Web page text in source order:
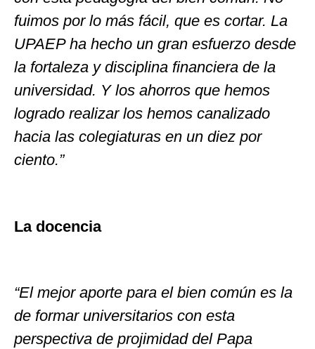
fuimos por lo más fácil, que es cortar. La
UPAEP ha hecho un gran esfuerzo desde
la fortaleza y disciplina financiera de la
universidad. Y los ahorros que hemos
logrado realizar los hemos canalizado
hacia las colegiaturas en un diez por
ciento.”
La docencia
“El mejor aporte para el bien común es la
de formar universitarios con esta
perspectiva de projimidad del Papa